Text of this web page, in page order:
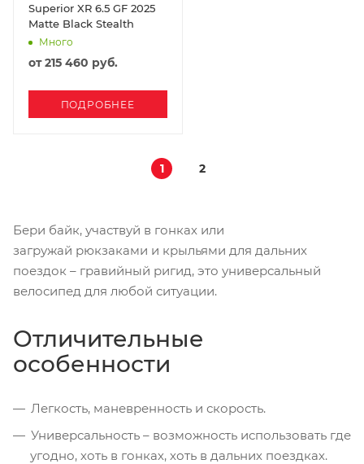
Superior XR 6.5 GF 2025
Matte Black Stealth
Много
от215 460 руб.
ПОДРОБНЕЕ
1 2
Бери байк, участвуй в гонках или
загружай рюкзаками и крыльями для дальних
поездок – гравийный ригид, это универсальный
велосипед для любой ситуации.
Отличительные
особенности
Легкость, маневренность и скорость.
Универсальность – возможность использовать где
угодно, хоть в гонках, хоть в дальних поездках.